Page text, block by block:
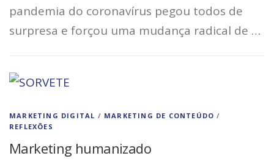
pandemia do coronavírus pegou todos de
surpresa e forçou uma mudança radical de …
MARKETING DIGITAL / MARKETING DE CONTEÚDO /
REFLEXÕES
Marketing humanizado